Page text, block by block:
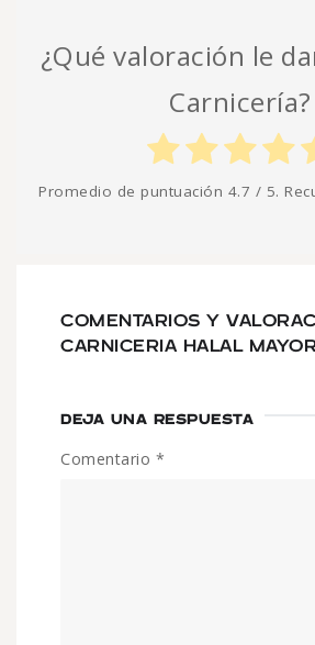
¿Qué valoración le
Carnicería?
Promedio de puntuación 4.7 / 5.
COMENTARIOS Y
CARNICERIA HALAL
DEJA UNA RESPUESTA
Comentario *